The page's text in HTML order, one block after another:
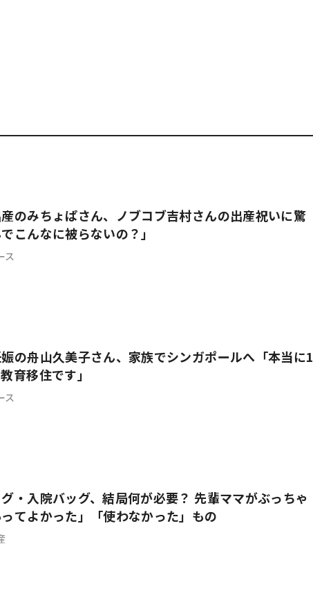
のみちょぱさん、ノブコブ吉村さんの出産祝いに驚
こんなに被らないの？」
ス
の舟山久美子さん、家族でシンガポールへ「本当に1
育移住です」
ス
・入院バッグ、結局何が必要？ 先輩ママがぶっちゃ
てよかった」「使わなかった」もの